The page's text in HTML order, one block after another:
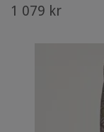
1 079 kr